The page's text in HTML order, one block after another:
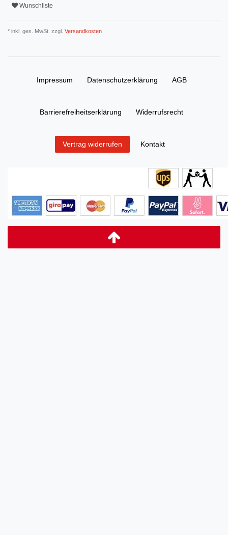
Wunschliste
* inkl. ges. MwSt. zzgl. Versandkosten
Impressum Daten­schutz­erklärung AGB
Barrierefreiheitserklärung Widerrufs­recht
Vertrag widerrufen Kontakt